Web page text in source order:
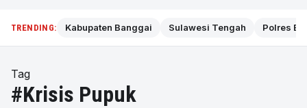
TRENDING: Kabupaten Banggai Sulawesi Tengah Polres
Tag
#Krisis Pupuk